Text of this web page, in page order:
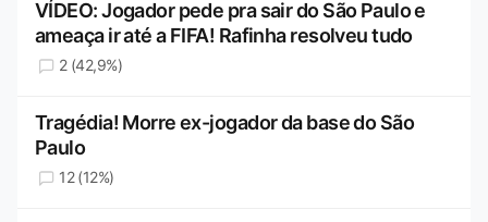
VÍDEO: Jogador pede pra sair do São Paulo e
ameaça ir até a FIFA! Rafinha resolveu tudo
2 (42,9%)
Tragédia! Morre ex-jogador da base do São
Paulo
12 (12%)